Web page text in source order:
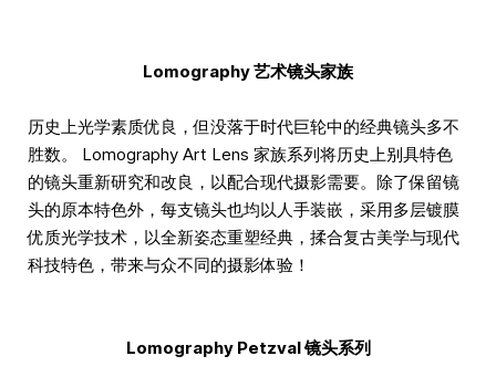
Lomography 艺术镜头家族
历史上光学素质优良，但没落于时代巨轮中的经典镜头多不
胜数。 Lomography Art Lens 家族系列将历史上别具特色
的镜头重新研究和改良，以配合现代摄影需要。除了保留镜
头的原本特色外，每支镜头也均以人手装嵌，采用多层镀膜
优质光学技术，以全新姿态重塑经典，揉合复古美学与现代
科技特色，带来与众不同的摄影体验！
Lomography Petzval 镜头系列